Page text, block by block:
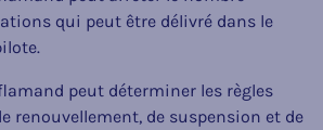
qui peut être délivré dans le
peut déterminer les règles
renouvellement, de suspension et de